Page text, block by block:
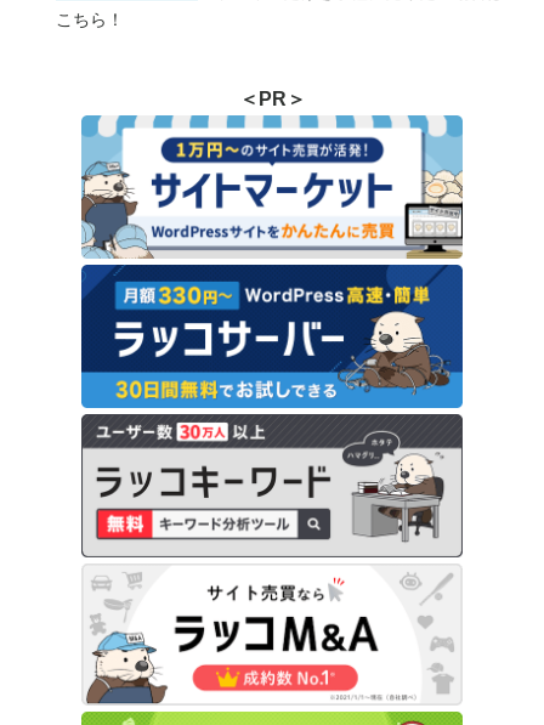
こちら！
＜PR＞